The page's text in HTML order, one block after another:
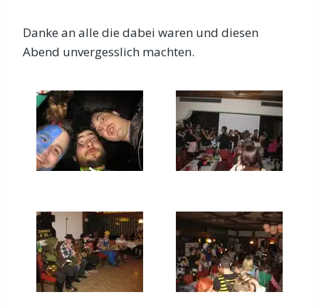
Danke an alle die dabei waren und diesen
Abend unvergesslich machten.